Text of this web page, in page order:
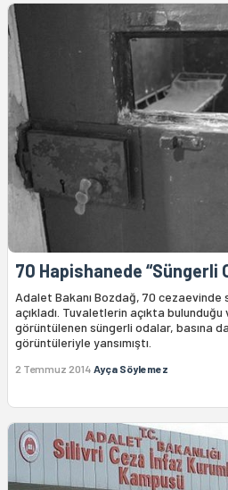
70 Hapishanede “Süngerli
Adalet Bakanı Bozdağ, 70 cezaevinde
açıkladı. Tuvaletlerin açıkta
görüntülenen süngerli odalar, basına
görüntüleriyle yansımıştı.
2 Temmuz 2014 Ayça Söylemez